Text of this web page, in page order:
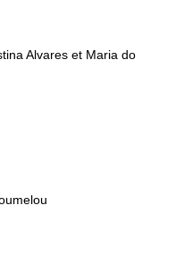
Alvares et Maria do